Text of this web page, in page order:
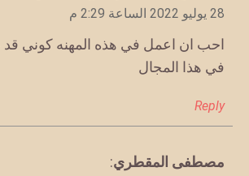
28 يوليو 2022 الساعة 2:29 م
احب ان اعمل في هذه المهنه كوني
في هذا المجال
Reply
يقول
مصطفى المقطري: